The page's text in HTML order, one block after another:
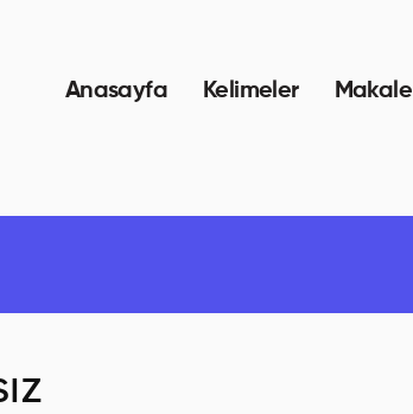
Anasayfa Kelimeler Makale